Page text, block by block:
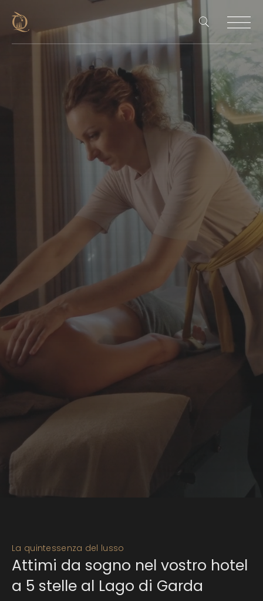
Attimi da sogno nel vostro hotel
a 5 stelle al Lago di Garda
La quintessenza del lusso